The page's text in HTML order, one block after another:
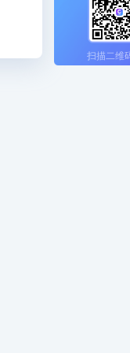
扫描二维